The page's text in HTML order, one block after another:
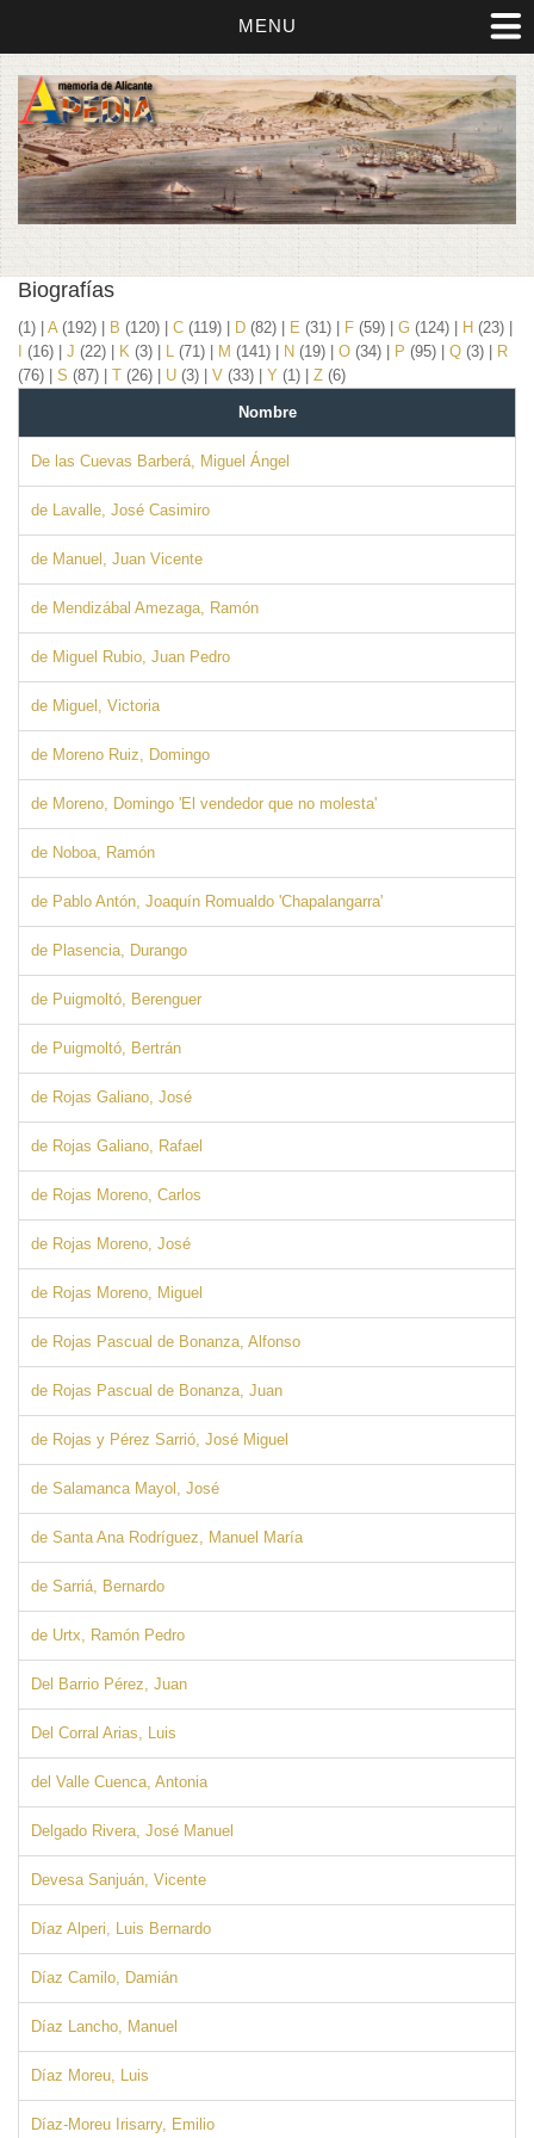
MENU
Biografías
(1) | A (192) | B (120) | C (119) | D (82) | E (31) | F (59) | G (124) | H (23) |
I (16) | J (22) | K (3) | L (71) | M (141) | N (19) | O (34) | P (95) | Q (3) | R
(76) | S (87) | T (26) | U (3) | V (33) | Y (1) | Z (6)
Nombre
De las Cuevas Barberá, Miguel Ángel
de Lavalle, José Casimiro
de Manuel, Juan Vicente
de Mendizábal Amezaga, Ramón
de Miguel Rubio, Juan Pedro
de Miguel, Victoria
de Moreno Ruiz, Domingo
de Moreno, Domingo 'El vendedor que no molesta'
de Noboa, Ramón
de Pablo Antón, Joaquín Romualdo 'Chapalangarra'
de Plasencia, Durango
de Puigmoltó, Berenguer
de Puigmoltó, Bertrán
de Rojas Galiano, José
de Rojas Galiano, Rafael
de Rojas Moreno, Carlos
de Rojas Moreno, José
de Rojas Moreno, Miguel
de Rojas Pascual de Bonanza, Alfonso
de Rojas Pascual de Bonanza, Juan
de Rojas y Pérez Sarrió, José Miguel
de Salamanca Mayol, José
de Santa Ana Rodríguez, Manuel María
de Sarriá, Bernardo
de Urtx, Ramón Pedro
Del Barrio Pérez, Juan
Del Corral Arias, Luis
del Valle Cuenca, Antonia
Delgado Rivera, José Manuel
Devesa Sanjuán, Vicente
Díaz Alperi, Luis Bernardo
Díaz Camilo, Damián
Díaz Lancho, Manuel
Díaz Moreu, Luis
Díaz-Moreu Irisarry, Emilio